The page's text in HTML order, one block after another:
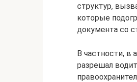
структур,
которые
документа со
В частности, в
разрешал